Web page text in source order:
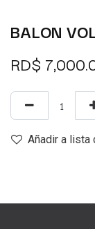
BALON
RD$
Añadir a lista